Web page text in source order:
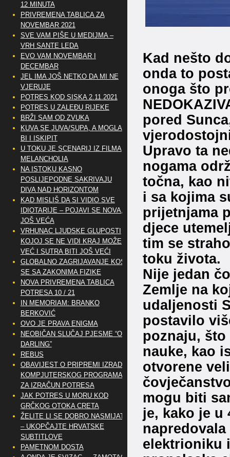
Kad nešto
onda to
onoga što
pored
Upravo ta
nogama
točna, kao
i sa kojima
prijetnjama
djece
tim se
toku života.
Nije jedan
Zemlje na
udaljenosti
postavilo
poznaju,
nauke, kao
otvorene
mogu biti
je, kako je u
elektrioniku
12 MINUTA
PRIVREMENA TABLICA ZA
NOVEMBAR 2021
SVE VAM PIŠE U MEDIJMA –
VRH SANTE LEDA
EVO VAM NOVEMBAR I
DECEMBAR
JEL IMA JOŠ NETKO DA MI NE
VJERUJE
POTRES KOD SISKA 2.11.2021
POTRES U ZALEĐU RIJEKE
BRŽI SAM OD ZVUKA
KUVA SE JUVA/SUPA, A MOGLA
BI I ISKIPIT
U TOKU JE SCENARIJ IZ FILMA
MELANCHOLIA
NA ISTOKU KASNO
POSLIJEPODNE SAKRIVAJU
DIVA NAD HORIZONTOM
KAD MISLIŠ DA SI VIDIO SVE
IDIOTARIJE – POJAVI SE NOVA,..
JOŠ VEĆA
VRHUNAC LJUDSKE GLUPOSTI
KOJOJ SE NE VIDI KRAJ MOŽE
VEĆ I SUTRA BITI JOŠ VEĆI
GLOBALNO ZAGRIJAVANJE KOSI
SE SA ZAKONIMA FIZIKE
NOVA PRIVREMENA TABLICA
POTRESA 10 / 21
IN MEMORIAM: BRANKO
BERKOVIĆ
OVO JE PRAVA ENIGMA
NEOBIČAN SLUČAJ PJESME “OH
DARLING”
REBUS
OBAVIJEST O PRIPREMI IZRADE
KOMPJUTERSKOG PROGRAMA
ZA IZRAČUN POTRESA
JAK POTRES U MORU KOD
GRČKOG OTOKA CRETA
ŽELITE LI SE DOBRO NASMIJATI
– UKOPČAJTE HRVATSKE
SUBTITLOVE
PAMETNOM DOSTA